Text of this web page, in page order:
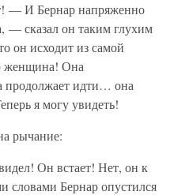
— И Бернар напряженно
— сказал он таким глухим
он исходит из самой
женщина! Она
продолжает идти… она
я могу увидеть!
рычание:
Он встает! Нет, он к
словами Бернар опустился